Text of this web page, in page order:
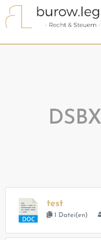
test
1 Datei(en)